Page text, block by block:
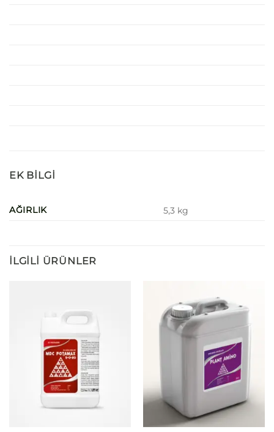
EK BILGI
AĞIRLIK 5,3 kg
İLGILI ÜRÜNLER